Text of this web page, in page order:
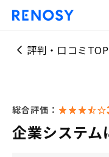
評判・口コミ
総合評価：
企業システム